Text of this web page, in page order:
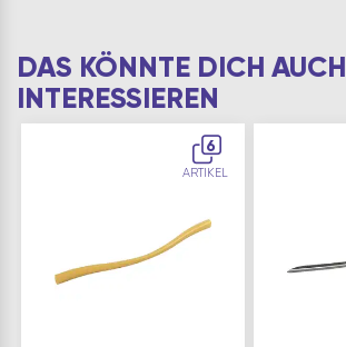
DAS KÖNNTE DICH AUCH
INTERESSIEREN
6
ARTIKEL